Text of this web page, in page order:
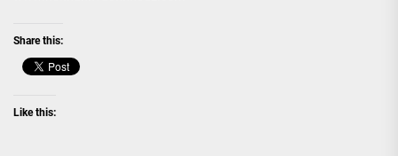
Share this:
Like this: